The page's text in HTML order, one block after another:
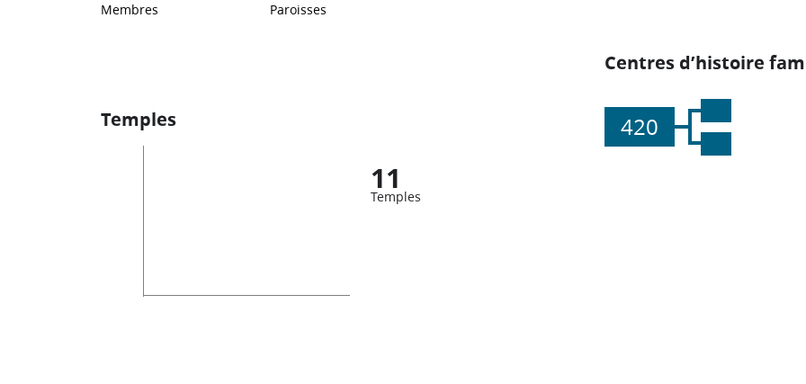
Membres Paroisses
Centres d’histoire
420
Temples
11
Temples